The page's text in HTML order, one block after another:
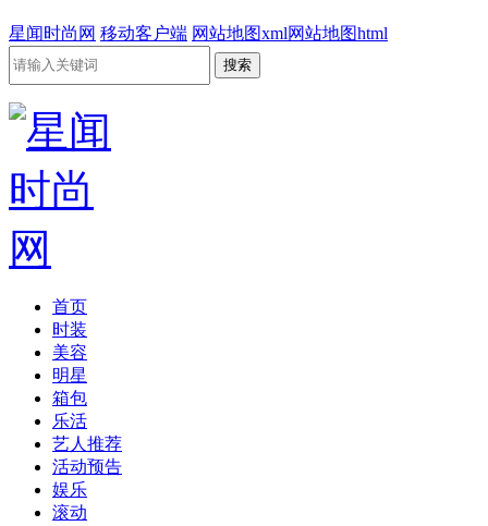
星闻时尚网 移动客户端 网站地图xml网站地图html
首页
时装
美容
明星
箱包
乐活
艺人推荐
活动预告
娱乐
滚动